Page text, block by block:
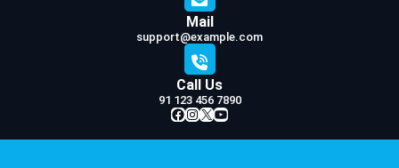
Mail
support@example.com
Call Us
91 123 456 7890
Facebook InstagramX YouTube